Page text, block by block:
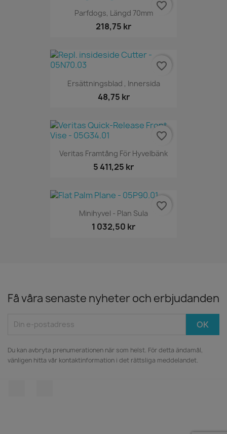
Parfdogs, Längd 70mm
218,75 kr
favorite_border
Ersättningsblad , Innersida
48,75 kr
favorite_border
Veritas Framtång För Hyvelbänk
5 411,25 kr
favorite_border
Minihyvel - Plan Sula
1 032,50 kr
favorite_border
Få våra senaste nyheter och erbjudanden
Du kan avbryta prenumerationen när som helst. För detta ändamål,
vänligen hitta vår kontaktinformation i det rättsliga meddelandet.